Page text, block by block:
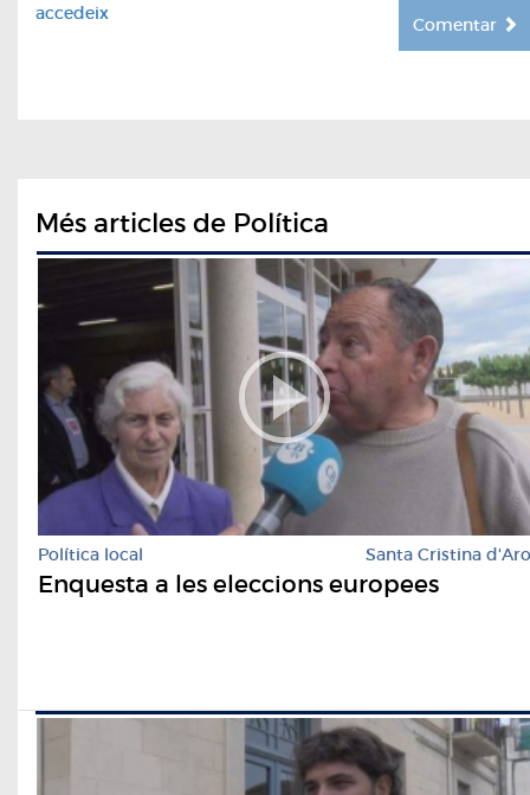
accedeix
Comentar
Més articles de Política
Política local Santa Cristina d'Aro
Enquesta a les eleccions europees